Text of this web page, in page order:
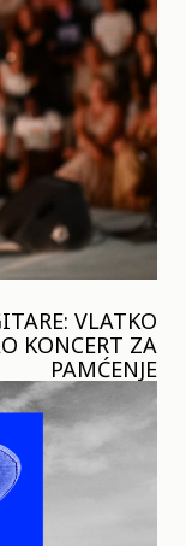
VLATKO
KONCERT ZA
PAMĆENJE